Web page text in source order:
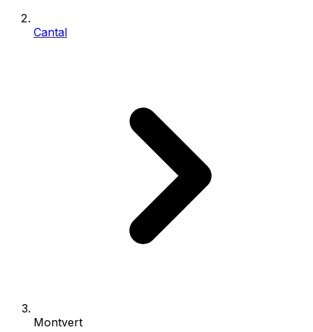
Cantal
Montvert